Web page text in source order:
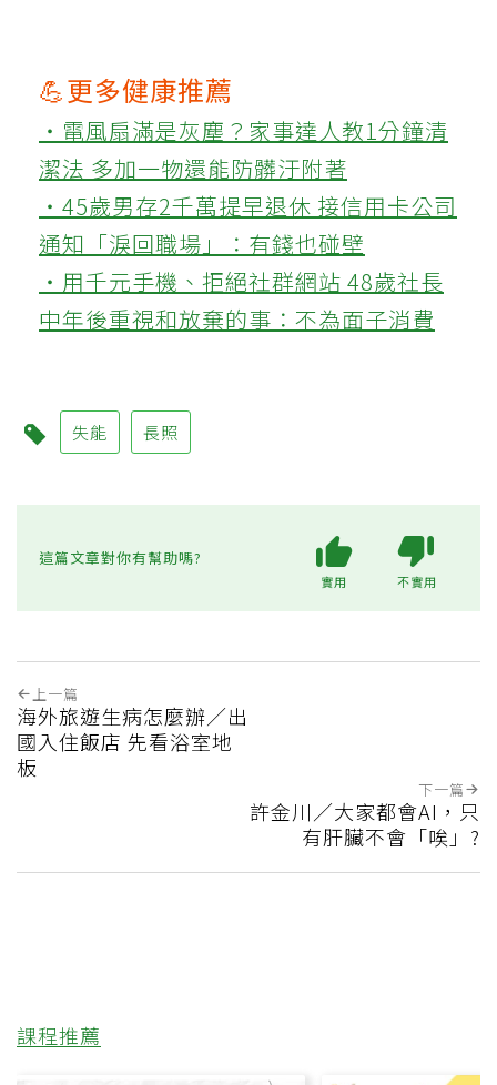
💪更多健康推薦
‧電風扇滿是灰塵？家事達人教1分鐘清
潔法 多加一物還能防髒汙附著
‧45歲男存2千萬提早退休 接信用卡公司
通知「淚回職場」：有錢也碰壁
‧用千元手機、拒絕社群網站 48歲社長
中年後重視和放棄的事：不為面子消費
失能 長照
這篇文章對你有幫助嗎?
實用 不實用
上一篇
海外旅遊生病怎麼辦／出
國入住飯店 先看浴室地
板
下一篇
許金川／大家都會AI，只
有肝臟不會「唉」?
課程推薦